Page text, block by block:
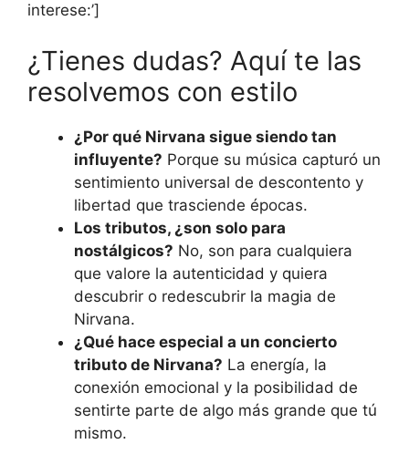
interese:’]
¿Tienes dudas? Aquí te las
resolvemos con estilo
¿Por qué Nirvana sigue siendo tan
influyente? Porque su música capturó un
sentimiento universal de descontento y
libertad que trasciende épocas.
Los tributos, ¿son solo para
nostálgicos? No, son para cualquiera
que valore la autenticidad y quiera
descubrir o redescubrir la magia de
Nirvana.
¿Qué hace especial a un concierto
tributo de Nirvana? La energía, la
conexión emocional y la posibilidad de
sentirte parte de algo más grande que tú
mismo.